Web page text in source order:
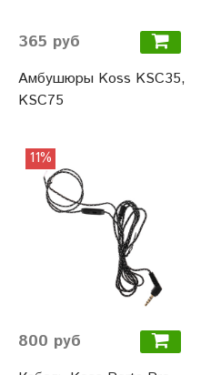
365 руб
Амбушюры Koss KSC35,
KSC75
11%
800 руб